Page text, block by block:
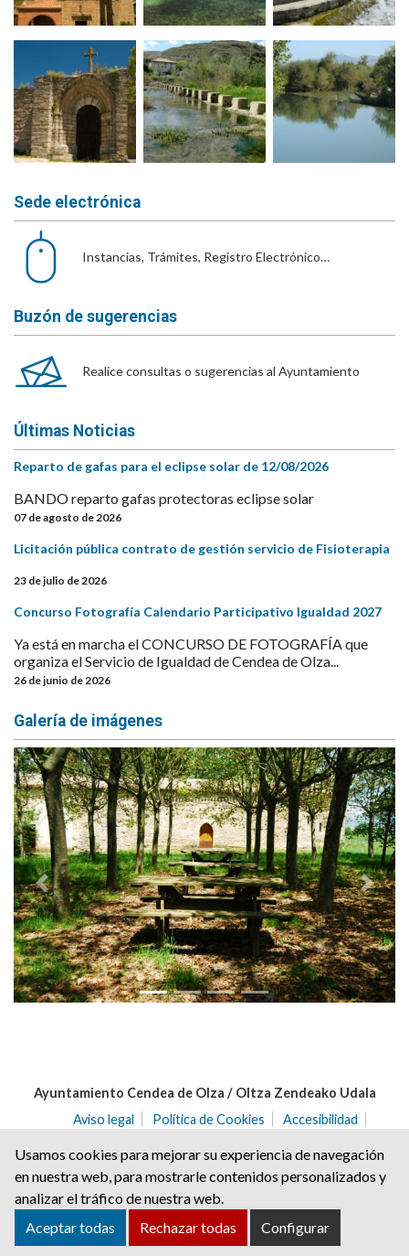
Sede electrónica
Instancias, Trámites, Registro Electrónico…
Buzón de sugerencias
Realice consultas o sugerencias al Ayuntamiento
Últimas Noticias
Reparto de gafas para el eclipse solar de 12/08/2026
BANDO reparto gafas protectoras eclipse solar
07 de agosto de 2026
Licitación pública contrato de gestión servicio de Fisioterapia
23 de julio de 2026
Concurso Fotografía Calendario Participativo Igualdad 2027
Ya está en marcha el CONCURSO DE FOTOGRAFÍA que
organiza el Servicio de Igualdad de Cendea de Olza...
26 de junio de 2026
Galería de imágenes
Anterior
Ayuntamiento Cendea de Olza / Oltza Zendeako Udala
Aviso legal
Política de Cookies
Accesibilidad
C/ del Angulo nº 2 | C.P.: 31171 | Ororbia (NAVARRA)
Tel. 948 32 20 68 | Fax. 948 32 21 04
cendea@ayuntamientoolza.com
Usamos cookies para mejorar su experiencia de navegación
en nuestra web, para mostrarle contenidos personalizados y
analizar el tráfico de nuestra web.
Aceptar todas
Rechazar todas Configurar